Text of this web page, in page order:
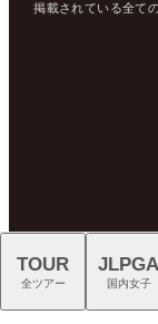
掲載されている全て
TOUR
全ツアー
JLPGA
国内女子